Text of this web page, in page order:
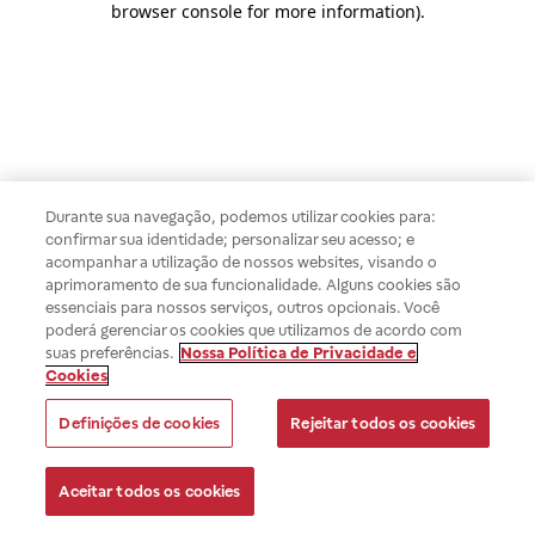
browser console for more information).
Durante sua navegação, podemos utilizar cookies para:
confirmar sua identidade; personalizar seu acesso; e
acompanhar a utilização de nossos websites, visando o
aprimoramento de sua funcionalidade. Alguns cookies são
essenciais para nossos serviços, outros opcionais. Você
poderá gerenciar os cookies que utilizamos de acordo com
suas preferências. Nossa Política de Privacidade e
Cookies
Definições de cookies Rejeitar todos os cookies
Aceitar todos os cookies